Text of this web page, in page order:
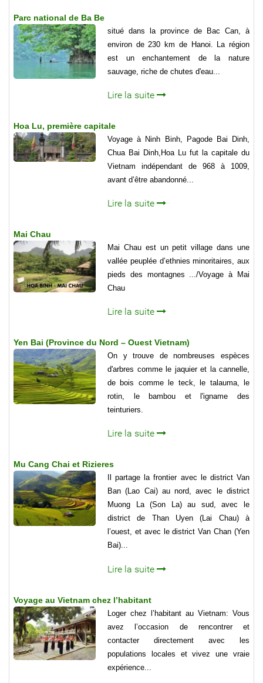
Parc national de Ba Be
situé dans la province de Bac Can, à
environ de 230 km de Hanoi. La région
est un enchantement de la nature
sauvage, riche de chutes d'eau...
Lire la suite
Hoa Lu, première capitale
Voyage à Ninh Binh, Pagode Bai Dinh,
Chua Bai Dinh,Hoa Lu fut la capitale du
Vietnam indépendant de 968 à 1009,
avant d’être abandonné...
Lire la suite
Mai Chau
Mai Chau est un petit village dans une
vallée peuplée d’ethnies minoritaires, aux
pieds des montagnes .../Voyage à Mai
Chau
Lire la suite
Yen Bai (Province du Nord – Ouest Vietnam)
On y trouve de nombreuses espèces
d'arbres comme le jaquier et la cannelle,
de bois comme le teck, le talauma, le
rotin, le bambou et l'igname des
teinturiers.
Lire la suite
Mu Cang Chai et Rizieres
Il partage la frontier avec le district Van
Ban (Lao Cai) au nord, avec le district
Muong La (Son La) au sud, avec le
district de Than Uyen (Lai Chau) à
l’ouest, et avec le district Van Chan (Yen
Bai)...
Lire la suite
Voyage au Vietnam chez l’habitant
Loger chez l’habitant au Vietnam: Vous
avez l’occasion de rencontrer et
contacter directement avec les
populations locales et vivez une vraie
expérience...